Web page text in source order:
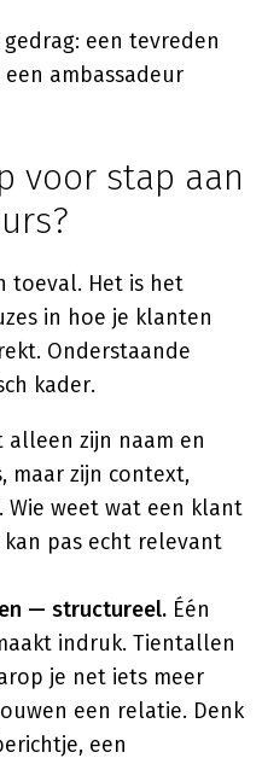
een tevreden
ambassadeur
voor stap aan
toeval. Het is het
in hoe je klanten
Onderstaande
kader.
alleen zijn naam en
maar zijn context,
weet wat een klant
pas echt relevant
— structureel. Één
indruk. Tientallen
je net iets meer
een relatie. Denk
een